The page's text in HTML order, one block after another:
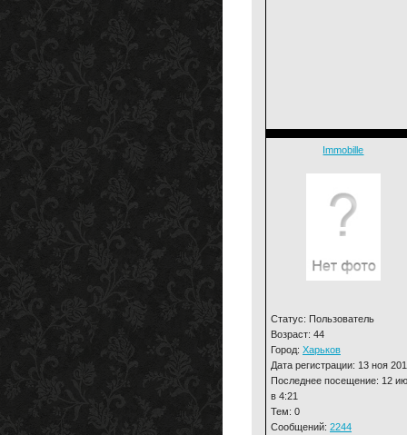
Immobille
Статус: Пользователь
Возраст: 44
Город: Харьков
Дата регистрации: 13 ноя
Последнее посещение: 12
в 4:21
Тем: 0
Сообщений: 2244